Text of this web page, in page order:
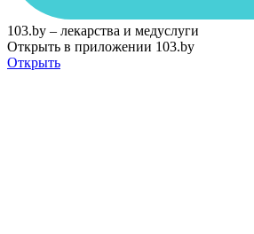
103.by – лекарства и медуслуги
Открыть в приложении 103.by
Открыть